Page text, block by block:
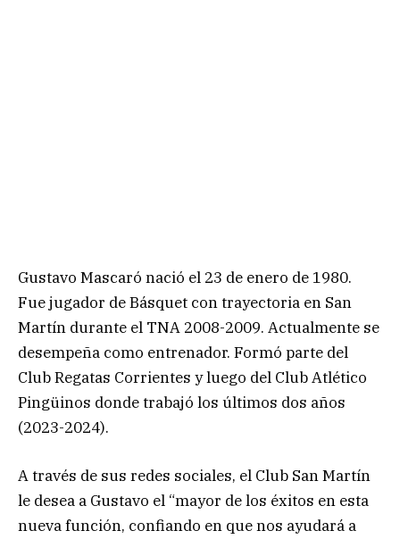
Gustavo Mascaró nació el 23 de enero de 1980.
Fue jugador de Básquet con trayectoria en San
Martín durante el TNA 2008-2009. Actualmente se
desempeña como entrenador. Formó parte del
Club Regatas Corrientes y luego del Club Atlético
Pingüinos donde trabajó los últimos dos años
(2023-2024).
A través de sus redes sociales, el Club San Martín
le desea a Gustavo el “mayor de los éxitos en esta
nueva función, confiando en que nos ayudará a